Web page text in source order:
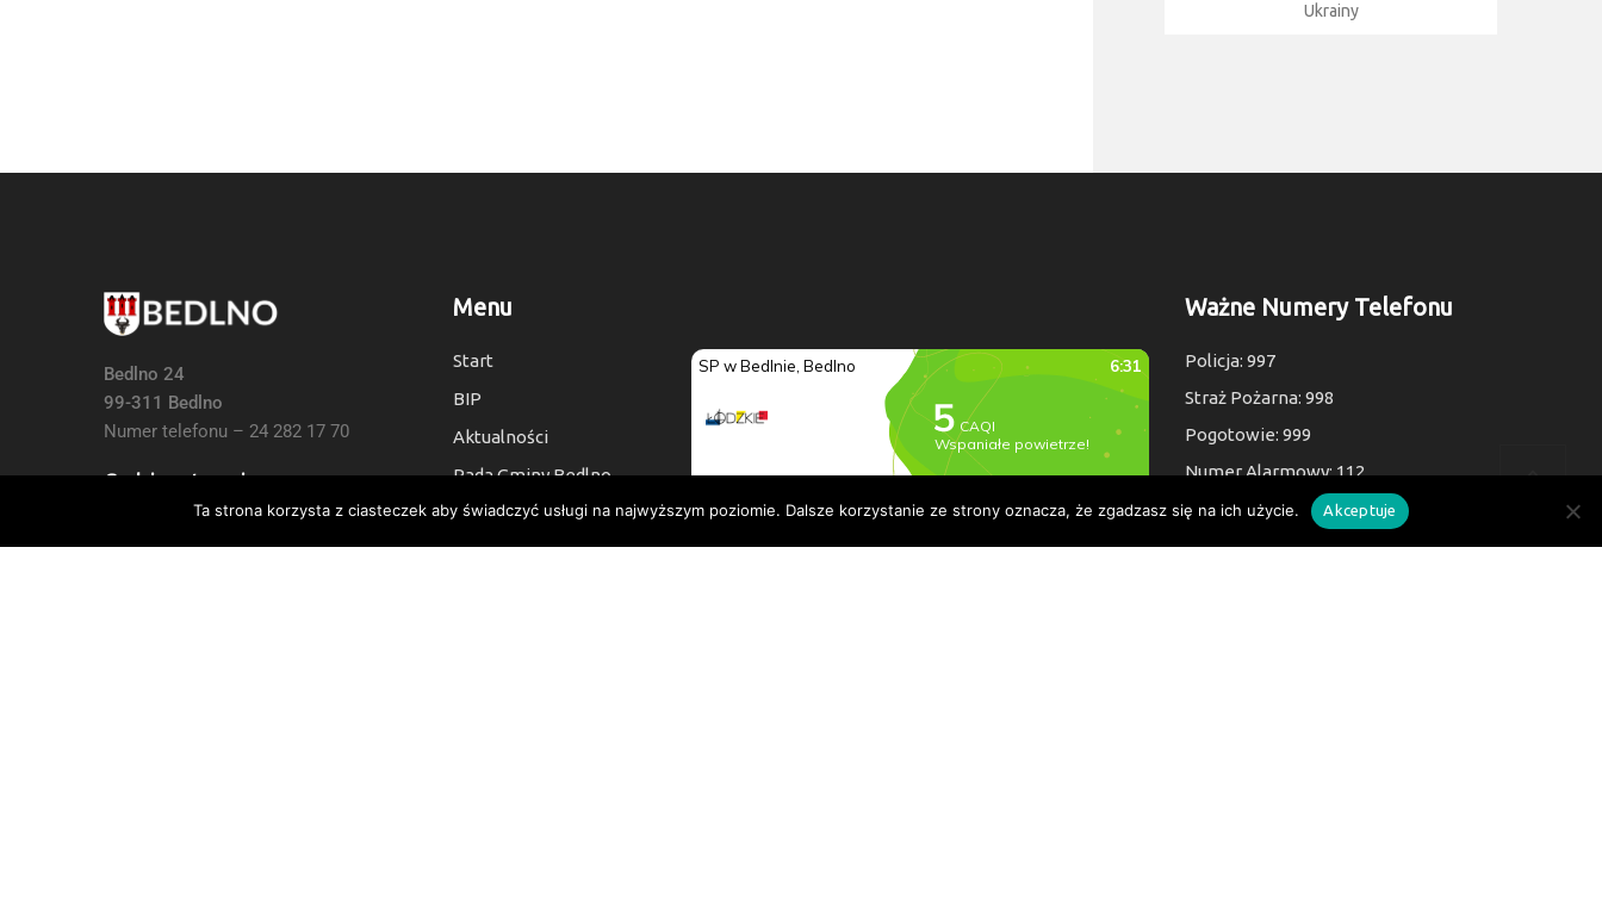
Ukrainy
Bedlno 24
99-311 Bedlno
Numer telefonu – 24 282 17 70
Godziny otwarcia:
7:30 do 15:30, Sb i Nie: Nieczynne
Menu
Start
BIP
Aktualności
Rada Gminy Bedlno
Kontakt
Deklaracja dostępności
Ważne Numery Telefonu
Policja: 997
Straż Pożarna: 998
Pogotowie: 999
Numer Alarmowy: 112
Ta strona korzysta z ciasteczek aby świadczyć usługi na najwyższym poziomie. Dalsze korzystanie ze strony oznacza, że zgadzasz się na ich użycie. Akceptuje